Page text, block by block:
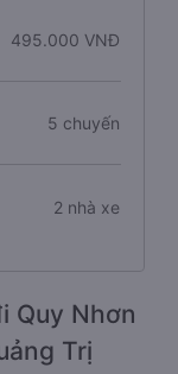
495.000 VNĐ
5 chuyến
2 nhà xe
Quy Nhơn
Trị